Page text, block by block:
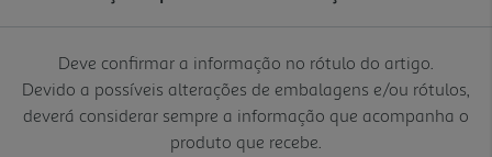
Deve confirmar a informação no rótulo do artigo.
Devido a possíveis alterações de embalagens e/ou rótulos,
deverá considerar sempre a informação que acompanha o
produto que recebe.